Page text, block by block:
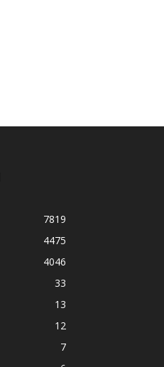
7819
4475
4046
33
13
12
7